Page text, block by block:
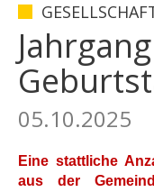
05.10.2025
Eine stattliche
aus der